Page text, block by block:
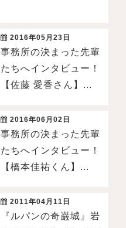
2016年05月23日
事務所の決まった先輩
たちへインタビュー！
【佐藤 愛香さん】...
2016年06月02日
事務所の決まった先輩
たちへインタビュー！
【橋本佳祐くん】...
2011年04月11日
『ルパンの奇巌城』岩